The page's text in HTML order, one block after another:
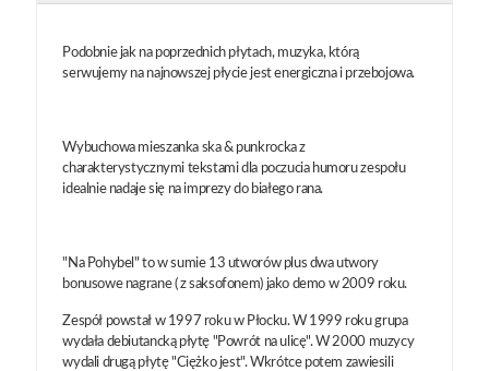
Podobnie jak na poprzednich płytach, muzyka, którą
serwujemy na najnowszej płycie jest energiczna i przebojowa.
Wybuchowa mieszanka ska & punkrocka z
charakterystycznymi tekstami dla poczucia humoru zespołu
idealnie nadaje się na imprezy do białego rana.
"Na Pohybel" to w sumie 13 utworów plus dwa utwory
bonusowe nagrane ( z saksofonem) jako demo w 2009 roku.
Zespół powstał w 1997 roku w Płocku. W 1999 roku grupa
wydała debiutancką płytę "Powrót na ulicę". W 2000 muzycy
wydali drugą płytę "Ciężko jest". Wkrótce potem zawiesili